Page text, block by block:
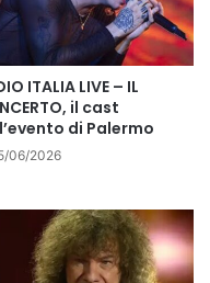
ITALIA LIVE – IL
il cast
di Palermo
06/2026